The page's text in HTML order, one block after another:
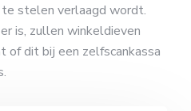
stelen verlaagd wordt.
is, zullen winkeldieven
of dit bij een zelfscankassa